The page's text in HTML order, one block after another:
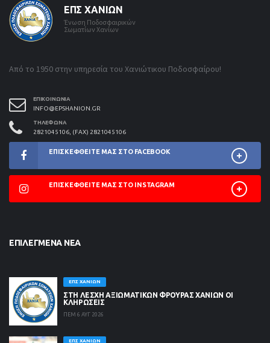
ΕΠΣ ΧΑΝΊΩΝ
Ένωση Ποδοσφαιρικών
Σωματίων Χανίων
Από το 1950 στην υπηρεσία του Χανιώτικου Ποδοσφαίρου!
ΕΠΙΚΟΙΝΩΝΊΑ
INFO@EPSHANION.GR
ΤΗΛΈΦΩΝΑ
2821045106, (FAX) 2821045106
ΕΠΙΣΚΕΦΘΕΊΤΕ ΜΑΣ ΣΤΟ FACEBOOK
ΕΠΙΣΚΕΦΘΕΊΤΕ ΜΑΣ ΣΤΟ INSTAGRAM
ΕΠΙΛΕΓΜΈΝΑ ΝΈΑ
ΕΠΣ ΧΑΝΊΩΝ
ΣΤΗ ΛΈΣΧΗ ΑΞΙΩΜΑΤΙΚΏΝ ΦΡΟΥΡΆΣ ΧΑΝΊΩΝ ΟΙ
ΚΛΗΡΏΣΕΙΣ
ΠΕΜ 6 ΑΥΓ 2026
ΕΠΣ ΧΑΝΊΩΝ